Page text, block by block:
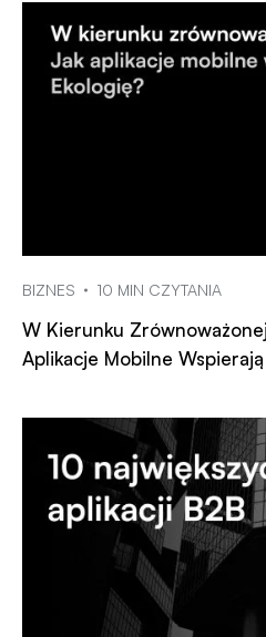
BIZNES 10 MIN CZYTANIA
W Kierunku
Aplikacje Mobilne